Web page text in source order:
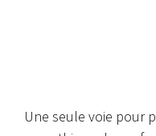
Une seule voie pour